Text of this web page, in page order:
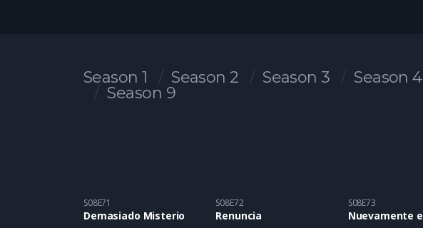
Season 1 Season 2 Season 3 Season 4
Season 9
S08E71
Demasiado Misterio
S08E72
Renuncia
S08E73